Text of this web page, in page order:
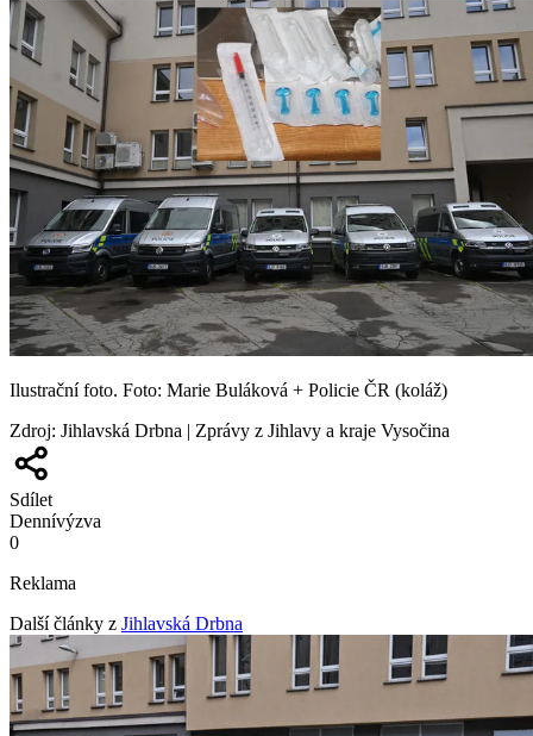
Ilustrační foto. Foto: Marie Buláková + Policie ČR (koláž)
Zdroj: Jihlavská Drbna | Zprávy z Jihlavy a kraje Vysočina
Sdílet
Dennívýzva
0
Reklama
Další články z Jihlavská Drbna